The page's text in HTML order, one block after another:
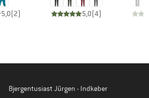
5,0(2) 5,0(4)
Bjergentusiast Jürgen - Indkøber